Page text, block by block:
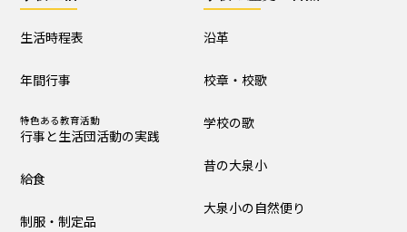
施設設備
構内図 富浦寮
生活時程表
年間行事
特色ある教育活動
行事と生活団活動の実践
給食
制服・制定品
沿革
校章・校歌
学校の歌
昔の大泉小
大泉小の自然便り